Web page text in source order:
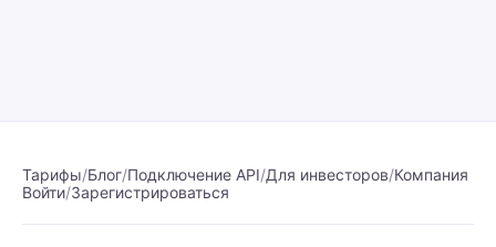
Тарифы/Блог/Подключение API/Для инвесторов/Компания
Войти/Зарегистрироваться